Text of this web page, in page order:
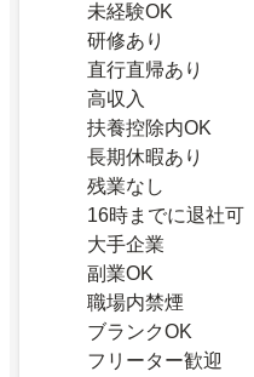
未経験OK
研修あり
直行直帰あり
高収入
扶養控除内OK
長期休暇あり
残業なし
16時までに退社可
大手企業
副業OK
職場内禁煙
ブランクOK
フリーター歓迎